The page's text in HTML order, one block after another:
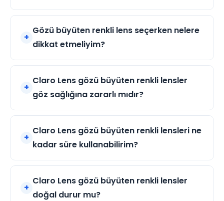
Gözü büyüten renkli lens seçerken nelere
dikkat etmeliyim?
Claro Lens gözü büyüten renkli lensler
göz sağlığına zararlı mıdır?
Claro Lens gözü büyüten renkli lensleri ne
kadar süre kullanabilirim?
Claro Lens gözü büyüten renkli lensler
doğal durur mu?